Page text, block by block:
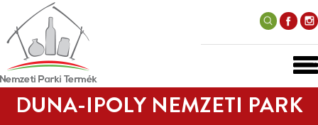
DUNA-IPOLY NEMZETI PARK